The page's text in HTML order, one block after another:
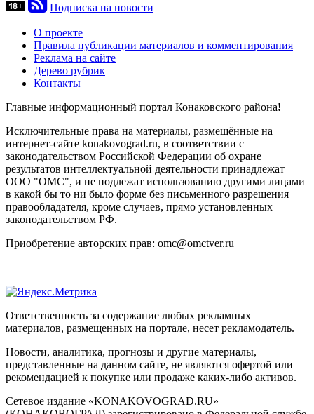
Подписка на новости
О проекте
Правила публикации материалов и комментирования
Реклама на сайте
Дерево рубрик
Контакты
Главные информационный портал Конаковского района!
Исключительные права на материалы, размещённые на
интернет-сайте konakovograd.ru, в соответствии с
законодательством Российской Федерации об охране
результатов интеллектуальной деятельности принадлежат
ООО "ОМС", и не подлежат использованию другими лицами
в какой бы то ни было форме без письменного разрешения
правообладателя, кроме случаев, прямо установленных
законодательством РФ.
Приобретение авторских прав: omc@omctver.ru
Ответственность за содержание любых рекламных
материалов, размещенных на портале, несет рекламодатель.
Новости, аналитика, прогнозы и другие материалы,
представленные на данном сайте, не являются офертой или
рекомендацией к покупке или продаже каких-либо активов.
Сетевое издание «KONAKOVOGRAD.RU»